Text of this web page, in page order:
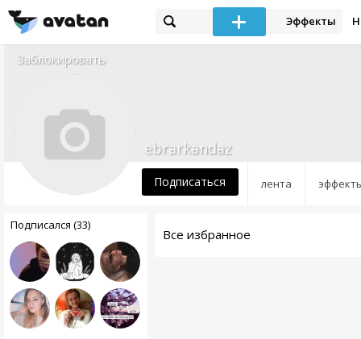
Эффекты
Заблокировать
лента
ebrarkandaz
Подписаться
Подписался (33)
Все избранное